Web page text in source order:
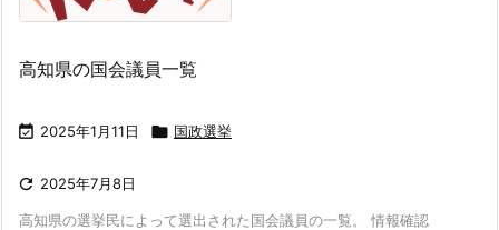
高知県の国会議員一覧
 2025年1月11日  国政選挙
 2025年7月8日
高知県の選挙民によって選出された国会議員の一覧。 情報確認